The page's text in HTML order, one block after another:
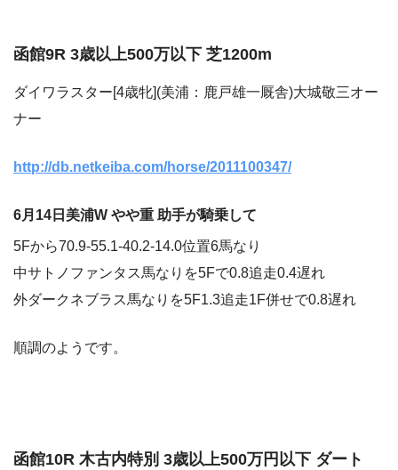
函館9R 3歳以上500万以下 芝1200m
ダイワラスター[4歳牝](美浦：鹿戸雄一厩舎)大城敬三オー
ナー
http://db.netkeiba.com/horse/2011100347/
6月14日美浦W やや重 助手が騎乗して
5Fから70.9-55.1-40.2-14.0位置6馬なり
中サトノファンタス馬なりを5Fで0.8追走0.4遅れ
外ダークネブラス馬なりを5F1.3追走1F併せで0.8遅れ
順調のようです。
函館10R 木古内特別 3歳以上500万円以下 ダート